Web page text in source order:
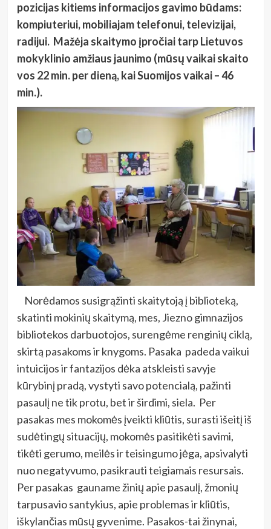
pozicijas kitiems informacijos gavimo būdams:
kompiuteriui, mobiliajam telefonui, televizijai,
radijui. Mažėja skaitymo įpročiai tarp Lietuvos
mokyklinio amžiaus jaunimo (mūsų vaikai skaito
vos 22 min. per dieną, kai Suomijos vaikai – 46
min.).
Norėdamos susigrąžinti skaitytoją į biblioteką,
skatinti mokinių skaitymą, mes, Jiezno gimnazijos
bibliotekos darbuotojos, surengėme renginių ciklą,
skirtą pasakoms ir knygoms. Pasaka padeda vaikui
intuicijos ir fantazijos dėka atskleisti savyje
kūrybinį pradą, vystyti savo potencialą, pažinti
pasaulį ne tik protu, bet ir širdimi, siela. Per
pasakas mes mokomės įveikti kliūtis, surasti išeitį iš
sudėtingų situacijų, mokomės pasitikėti savimi,
tikėti gerumo, meilės ir teisingumo jėga, apsivalyti
nuo negatyvumo, pasikrauti teigiamais resursais.
Per pasakas gauname žinių apie pasaulį, žmonių
tarpusavio santykius, apie problemas ir kliūtis,
iškylančias mūsų gyvenime. Pasakos-tai žinynai,